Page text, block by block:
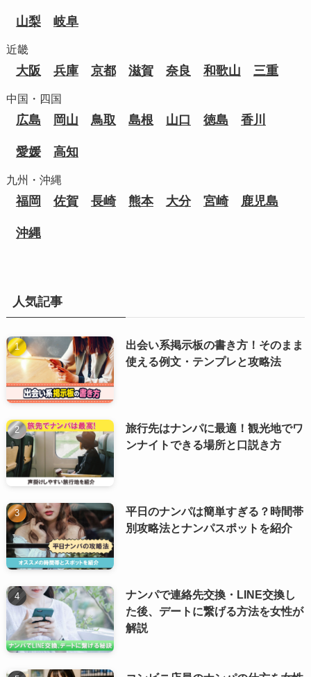
山梨 岐阜
近畿
大阪 兵庫 京都 滋賀 奈良 和歌山 三重
中国・四国
広島 岡山 鳥取 島根 山口 徳島 香川
愛媛 高知
九州・沖縄
福岡 佐賀 長崎 熊本 大分 宮崎 鹿児島
沖縄
人気記事
出会い系掲示板の書き方！そのまま
使える例文・テンプレと攻略法
旅行先はナンパに最適！観光地でワ
ンナイトできる場所と口説き方
平日のナンパは簡単すぎる？時間帯
別攻略法とナンパスポットを紹介
ナンパで連絡先交換・LINE交換し
た後、デートに繋げる方法を女性が
解説